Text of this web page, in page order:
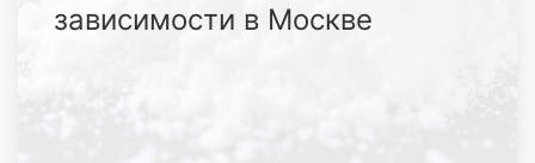
зависимости в Москве